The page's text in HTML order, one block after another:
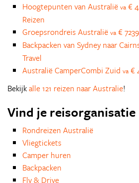
Hoogtepunten van Australië va €
Reizen
Groepsrondreis Australië va €
Backpacken van Sydney naar
Travel
Australië CamperCombi Zuid va €
Bekijkalle 121 reizen naar Australie!
Vind je reisorganisatie
Rondreizen Australië
Vliegtickets
Camper huren
Backpacken
Fly & Drive